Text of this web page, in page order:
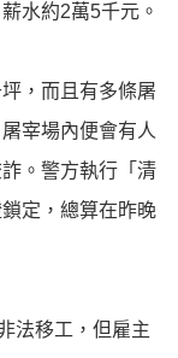
水約2萬5千元。
，而且有多條屠
宰場內便會有人
。警方執行「清
定，總算在昨晚
法移工，但雇主